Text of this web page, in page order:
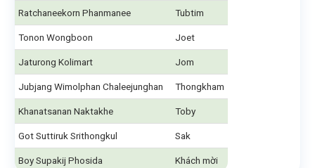
Ratchaneekorn Phanmanee Tubtim
Tonon Wongboon Joet
Jaturong Kolimart Jom
Jubjang Wimolphan Chaleejunghan Thongkham
Khanatsanan Naktakhe Toby
Got Suttiruk Srithongkul Sak
Boy Supakij Phosida Khách mời